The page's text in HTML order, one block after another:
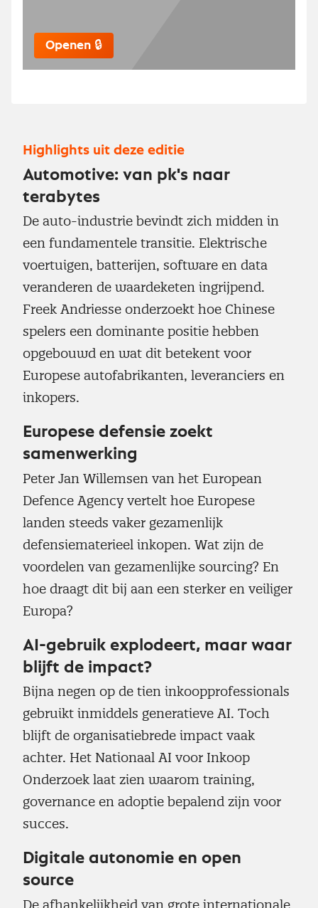
Openen 🔒
Highlights uit deze editie
Automotive: van pk's naar
terabytes
De auto-industrie bevindt zich midden in
een fundamentele transitie. Elektrische
voertuigen, batterijen, software en data
veranderen de waardeketen ingrijpend.
Freek Andriesse onderzoekt hoe Chinese
spelers een dominante positie hebben
opgebouwd en wat dit betekent voor
Europese autofabrikanten, leveranciers en
inkopers.
Europese defensie zoekt
samenwerking
Peter Jan Willemsen van het European
Defence Agency vertelt hoe Europese
landen steeds vaker gezamenlijk
defensiematerieel inkopen. Wat zijn de
voordelen van gezamenlijke sourcing? En
hoe draagt dit bij aan een sterker en veiliger
Europa?
AI-gebruik explodeert, maar waar
blijft de impact?
Bijna negen op de tien inkoopprofessionals
gebruikt inmiddels generatieve AI. Toch
blijft de organisatiebrede impact vaak
achter. Het Nationaal AI voor Inkoop
Onderzoek laat zien waarom training,
governance en adoptie bepalend zijn voor
succes.
Digitale autonomie en open
source
De afhankelijkheid van grote internationale